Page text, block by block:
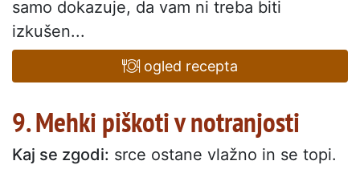
samo dokazuje, da vam ni treba biti
izkušen...
ogled recepta
9. Mehki piškoti v notranjosti
Kaj se zgodi: srce ostane vlažno in se topi.